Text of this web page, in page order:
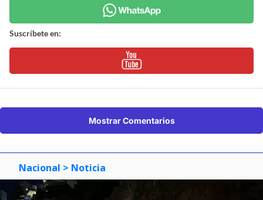
Suscríbete en:
Mostrar Comentarios
Nacional > Noticia